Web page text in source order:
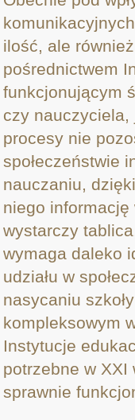
ilość, ale
pośrednictwem
funkcjonującym
czy nauczyciela,
procesy nie
społeczeństwie
nauczaniu,
niego
wystarczy
wymaga daleko
udziału w
nasycaniu
kompleksowym
Instytucje
potrzebne w
sprawnie